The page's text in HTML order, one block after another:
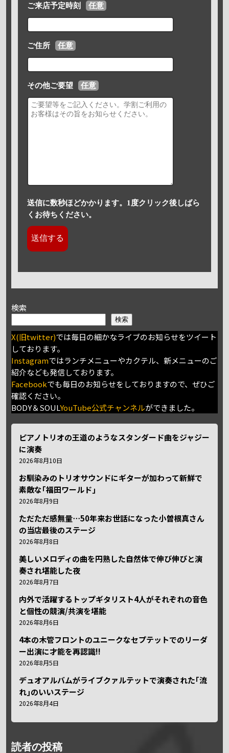
ご来店予定時刻 任意
ご住所 任意
その他ご要望 任意
送信に数秒ほどかかります。1度クリック後しばら
くお待ちください。
検索
検索
X(旧twitter)では毎日の細かなライブのお知らせをツイート
しております。
Instagramではランチメニューやカクテル、新メニューのご
紹介なども発信しております。
Facebookでも毎日のお知らせをしておりますので、ぜひご
確認ください。
BODY＆SOULYouTube公式チャンネルができました。
ピアノトリオの王道のようなスタンダード曲をジャジー
に演奏
2026年8月10日
お馴染みのトリオサウンドにギターが加わって新鮮で
素敵な｢福田ワールド｣
2026年8月9日
ただただ感無量⋯50年来お世話になった小曽根真さん
の当店最後のステージ
2026年8月8日
美しいメロディの曲を円熟した自然体で伸び伸びと演
奏され堪能した夜
2026年8月7日
内外で活躍するトップギタリスト4人がそれぞれの音色
と個性の競演/共演を堪能
2026年8月6日
4本の木管フロントのユニークなセプテットでのリーダ
ー出演に才能を再認識!!
2026年8月5日
デュオアルバムがライブクァルテットで演奏された｢流
れ｣のいいステージ
2026年8月4日
読者の投稿